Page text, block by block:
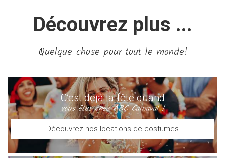
Découvrez plus ...
Quelque chose pour tout le monde!
C’est déjà la fête quand
vous êtes chez ABC Carnaval !
Découvrez nos locations de costumes